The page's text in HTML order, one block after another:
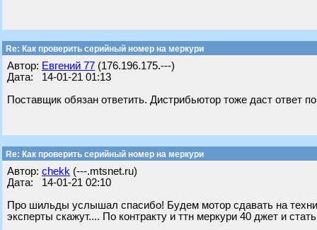
Re: Как проверить серийный номер на меркури
Автор: Евгений 77 (176.196.175.---)
Дата: 14-01-21 01:13
Поставщик обязан ответить. Дистрибьютор тоже даст ответ
Re: Как проверить серийный номер на меркури
Автор: chekk (---.mtsnet.ru)
Дата: 14-01-21 02:10
Про шильды услышал спасибо! Будем мотор сдавать на
эксперты скажут.... По контракту и ттн меркури 40 джет и